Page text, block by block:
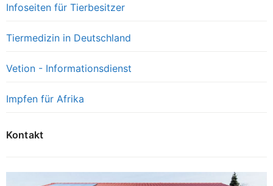
Infoseiten für Tierbesitzer
Tiermedizin in Deutschland
Vetion - Informationsdienst
Impfen für Afrika
Kontakt